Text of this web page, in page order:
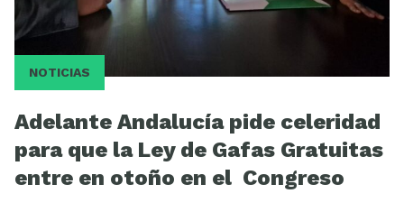
NOTICIAS
Adelante Andalucía pide celeridad
para que la Ley de Gafas Gratuitas
entre en otoño en el Congreso